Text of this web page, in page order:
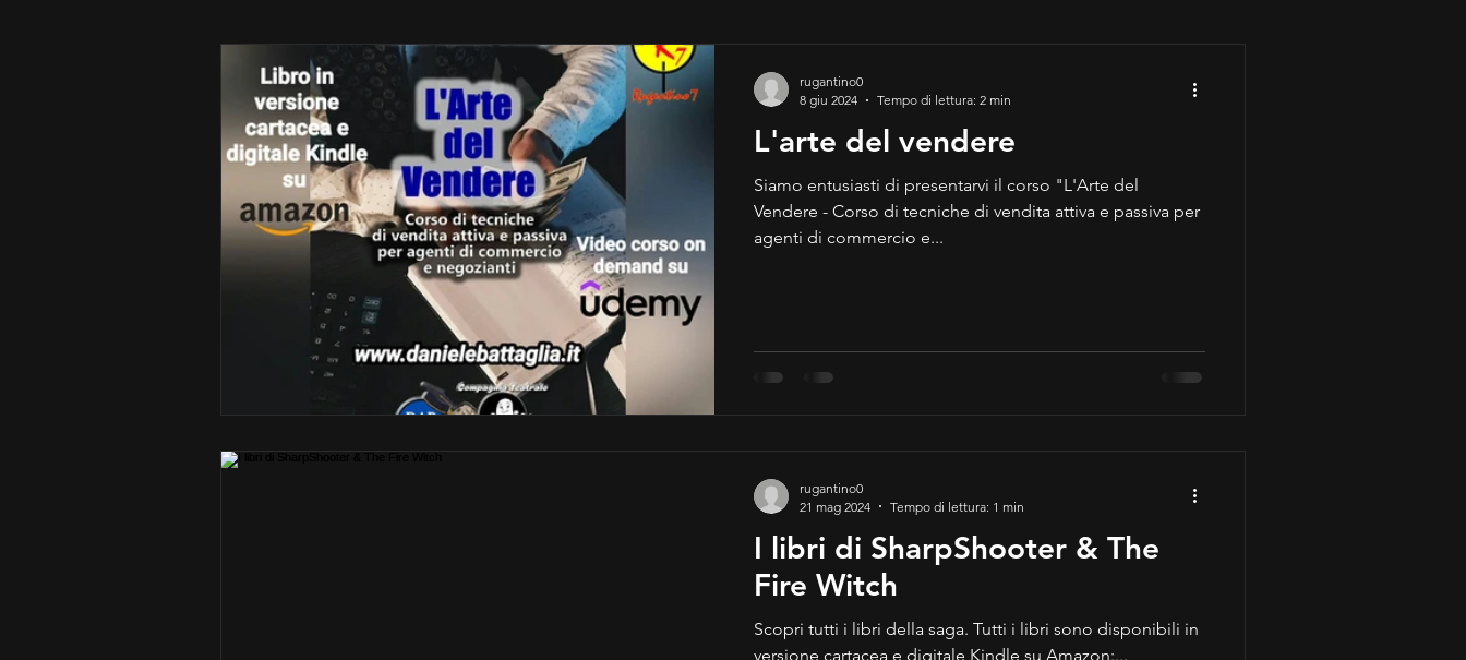
Libri cinematografici e teatrali Radio Sport Corsi
Centro Palco Academy L'arte del vendere
Siamo entusiasti di presentarvi il corso "L'Arte del
Vendere - Corso di tecniche di vendita attiva e passiva per
agenti di commercio e...
rugantino0
8 giu 2024
Tempo di lettura: 2 min
I libri di SharpShooter & The
Fire Witch
Scopri tutti i libri della saga. Tutti i libri sono disponibili in
versione cartacea e digitale Kindle su Amazon:...
rugantino0
21 mag 2024
Tempo di lettura: 1 min